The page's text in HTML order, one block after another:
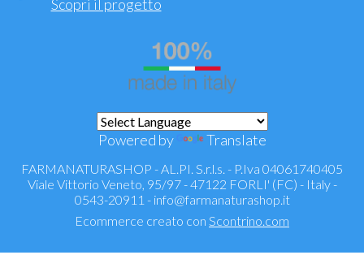
Scopri il progetto
Powered by Translate
FARMANATURASHOP - AL.PI. S.r.l.s. - P.Iva 04061740405
Viale Vittorio Veneto, 95/97 - 47122 FORLI' (FC) - Italy -
0543-20911 - info@farmanaturashop.it
Ecommerce creato con Scontrino.com